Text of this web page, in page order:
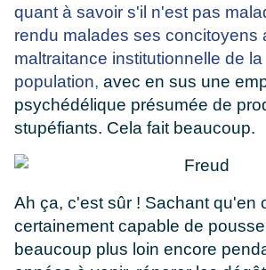
quant à savoir s'il n'est pas
rendu malades ses concitoyens
maltraitance institutionnelle de la
population, avec en sus une
psychédélique présumée de
stupéfiants. Cela fait beaucoup.
Ah ça, c'est sûr ! Sachant qu'en
certainement capable de
beaucoup plus loin encore